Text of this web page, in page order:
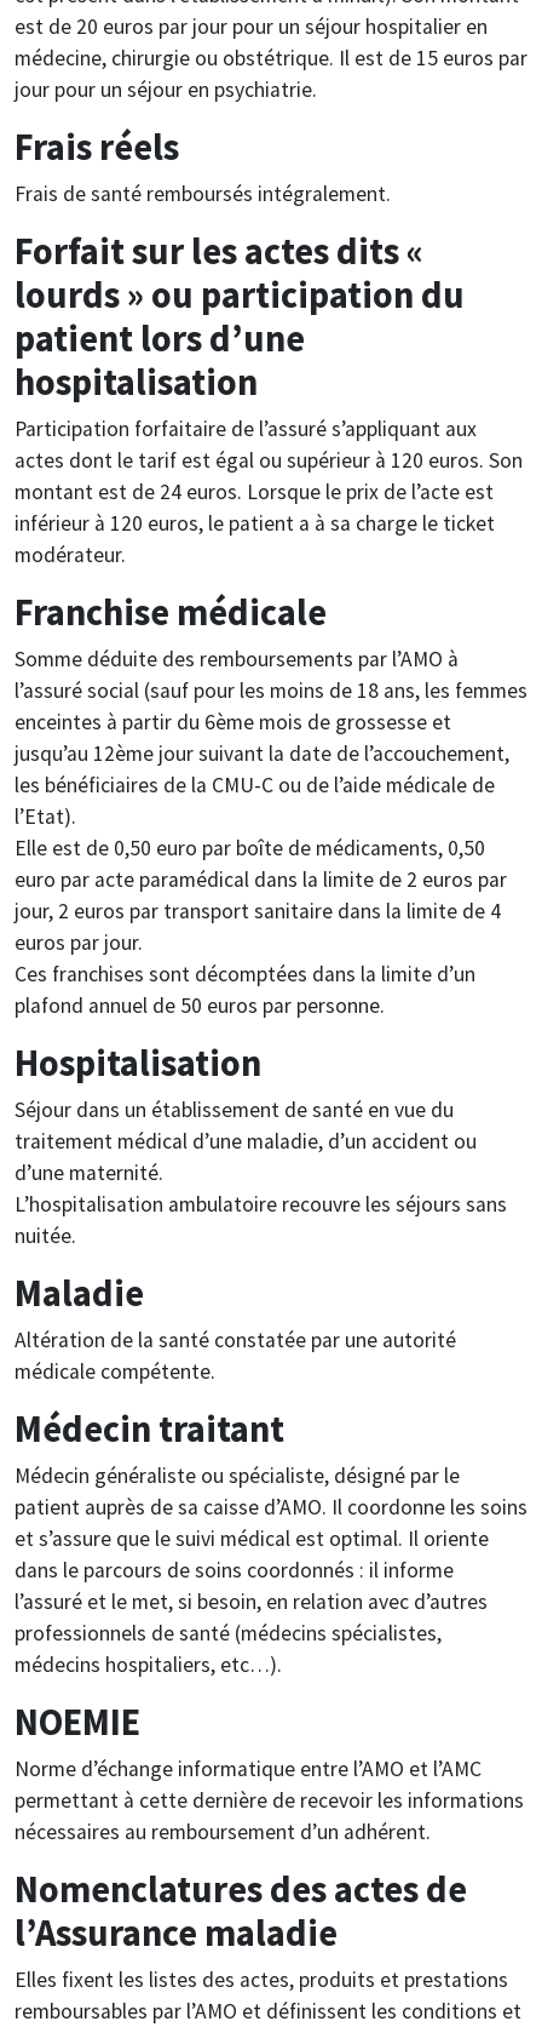
est de 20 euros par jour pour un séjour hospitalier en
médecine, chirurgie ou obstétrique. Il est de 15 euros par
jour pour un séjour en psychiatrie.
Frais réels
Frais de santé remboursés intégralement.
Forfait sur les actes dits «
lourds » ou participation du
patient lors d’une
hospitalisation
Participation forfaitaire de l’assuré s’appliquant aux
actes dont le tarif est égal ou supérieur à 120 euros. Son
montant est de 24 euros. Lorsque le prix de l’acte est
inférieur à 120 euros, le patient a à sa charge le ticket
modérateur.
Franchise médicale
Somme déduite des remboursements par l’AMO à
l’assuré social (sauf pour les moins de 18 ans, les femmes
enceintes à partir du 6ème mois de grossesse et
jusqu’au 12ème jour suivant la date de l’accouchement,
les bénéficiaires de la CMU-C ou de l’aide médicale de
l’Etat).
Elle est de 0,50 euro par boîte de médicaments, 0,50
euro par acte paramédical dans la limite de 2 euros par
jour, 2 euros par transport sanitaire dans la limite de 4
euros par jour.
Ces franchises sont décomptées dans la limite d’un
plafond annuel de 50 euros par personne.
Hospitalisation
Séjour dans un établissement de santé en vue du
traitement médical d’une maladie, d’un accident ou
d’une maternité.
L’hospitalisation ambulatoire recouvre les séjours sans
nuitée.
Maladie
Altération de la santé constatée par une autorité
médicale compétente.
Médecin traitant
Médecin généraliste ou spécialiste, désigné par le
patient auprès de sa caisse d’AMO. Il coordonne les soins
et s’assure que le suivi médical est optimal. Il oriente
dans le parcours de soins coordonnés : il informe
l’assuré et le met, si besoin, en relation avec d’autres
professionnels de santé (médecins spécialistes,
médecins hospitaliers, etc…).
NOEMIE
Norme d’échange informatique entre l’AMO et l’AMC
permettant à cette dernière de recevoir les informations
nécessaires au remboursement d’un adhérent.
Nomenclatures des actes de
l’Assurance maladie
Elles fixent les listes des actes, produits et prestations
remboursables par l’AMO et définissent les conditions et